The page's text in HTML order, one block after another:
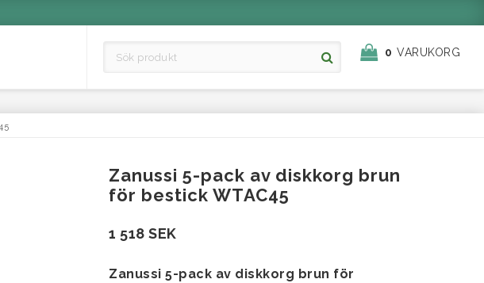
0 VARUKORG
Zanussi 5-pack av diskkorg brun
för bestick WTAC45
1 518 SEK
Zanussi 5-pack av diskkorg brun för